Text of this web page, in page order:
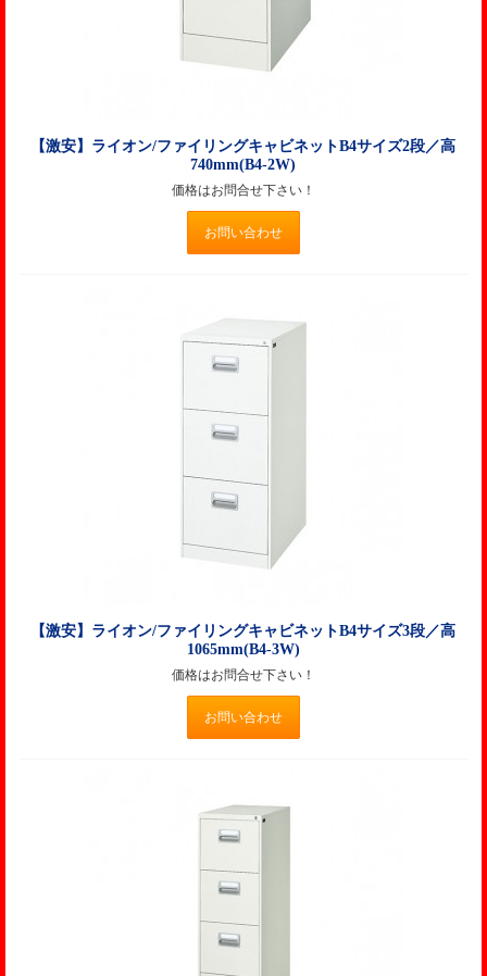
【激安】ライオン/ファイリングキャビネットB4サイズ2段／高
740mm(B4-2W)
価格はお問合せ下さい！
お問い合わせ
【激安】ライオン/ファイリングキャビネットB4サイズ3段／高
1065mm(B4-3W)
価格はお問合せ下さい！
お問い合わせ